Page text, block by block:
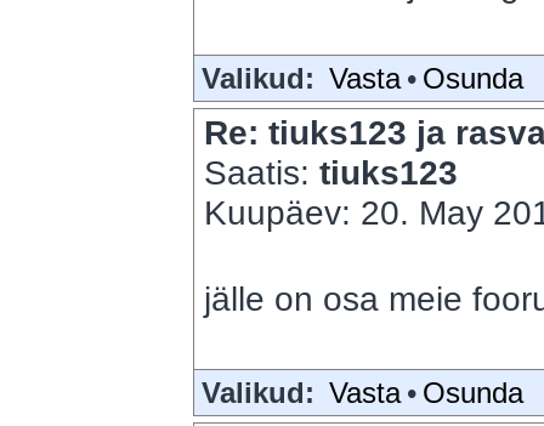
Valikud: Vasta • Osunda
Re: tiuks123 ja
Saatis: tiuks123
Kuupäev: 20. May
jälle on osa meie
Valikud: Vasta • Osunda